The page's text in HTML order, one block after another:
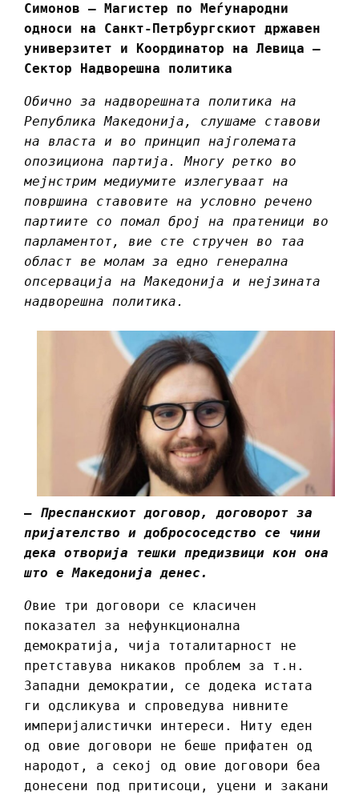
Симонов – Магистер по Меѓународни
односи на Санкт-Петрбургскиот државен
универзитет и Координатор на Левица –
Сектор Надворешна политика
Обично за надворешната политика на
Република Македонија, слушаме ставови
на власта и во принцип најголемата
опозициона партија. Многу ретко во
мејнстрим медиумите излегуваат на
површина ставовите на условно речено
партиите со помал број на пратеници во
парламентот, вие сте стручен во таа
област ве молам за едно генерална
опсервација на Македонија и нејзината
надворешна политика.
– Преспанскиот договор, договорот за
пријателство и добрососедство се чини
дека отворија тешки предизвици кон она
што е Македонија денес.
Oвие три договори се класичен
показател за нефункционална
демократија, чија тоталитарност не
претставува никаков проблем за т.н.
Западни демократии, се додека истата
ги одсликува и спроведува нивните
империјалистички интереси. Ниту еден
од овие договори не беше прифатен од
народот, а секој од овие договори беа
донесени под притисоци, уцени и закани